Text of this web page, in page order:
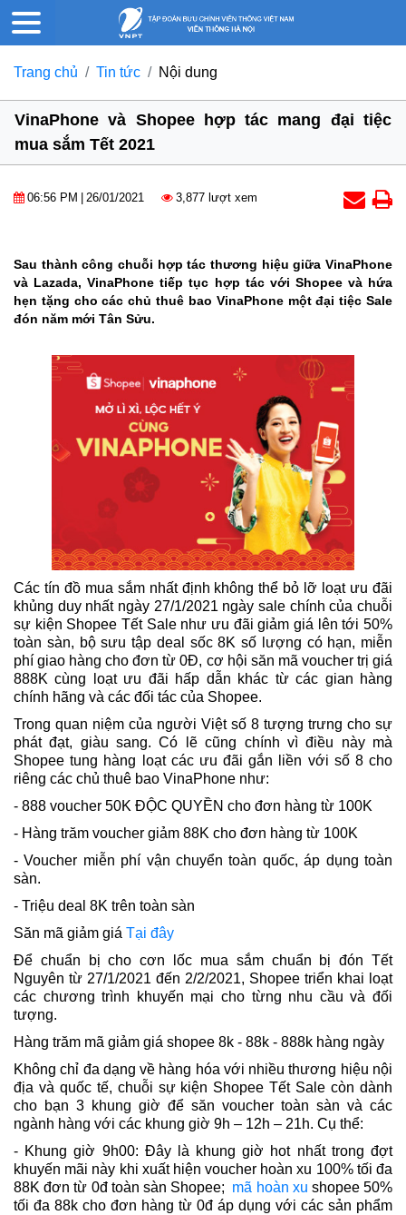
Trang chủ Tin tức Nội dung
VinaPhone và Shopee hợp tác mang đại tiệc
mua sắm Tết 2021
06:56 PM 26/01/2021 3,877 lượt xem
Sau thành công chuỗi hợp tác thương hiệu giữa VinaPhone
và Lazada, VinaPhone tiếp tục hợp tác với Shopee và hứa
hẹn tặng cho các chủ thuê bao VinaPhone một đại tiệc Sale
đón năm mới Tân Sửu.
Các tín đồ mua sắm nhất định không thể bỏ lỡ loạt ưu đãi
khủng duy nhất ngày 27/1/2021 ngày sale chính của chuỗi
sự kiện Shopee Tết Sale như ưu đãi giảm giá lên tới 50%
toàn sàn, bộ sưu tập deal sốc 8K số lượng có hạn, miễn
phí giao hàng cho đơn từ 0Đ, cơ hội săn mã voucher trị giá
888K cùng loạt ưu đãi hấp dẫn khác từ các gian hàng
chính hãng và các đối tác của Shopee.
Trong quan niệm của người Việt số 8 tượng trưng cho sự
phát đạt, giàu sang. Có lẽ cũng chính vì điều này mà
Shopee tung hàng loạt các ưu đãi gắn liền với số 8 cho
riêng các chủ thuê bao VinaPhone như:
- 888 voucher 50K ĐỘC QUYỀN cho đơn hàng từ 100K
- Hàng trăm voucher giảm 88K cho đơn hàng từ 100K
- Voucher miễn phí vận chuyển toàn quốc, áp dụng toàn
sàn.
- Triệu deal 8K trên toàn sàn
Săn mã giảm giá Tại đây
Để chuẩn bị cho cơn lốc mua sắm chuẩn bị đón Tết
Nguyên từ 27/1/2021 đến 2/2/2021, Shopee triển khai loạt
các chương trình khuyến mại cho từng nhu cầu và đối
tượng.
Hàng trăm mã giảm giá shopee 8k - 88k - 888k hàng ngày
Không chỉ đa dạng về hàng hóa với nhiều thương hiệu nội
địa và quốc tế, chuỗi sự kiện Shopee Tết Sale còn dành
cho bạn 3 khung giờ để săn voucher toàn sàn và các
ngành hàng với các khung giờ 9h – 12h – 21h. Cụ thể:
- Khung giờ 9h00: Đây là khung giờ hot nhất trong đợt
khuyến mãi này khi xuất hiện voucher hoàn xu 100% tối đa
88K đơn từ 0đ toàn sàn Shopee; mã hoàn xu shopee 50%
tối đa 88k cho đơn hàng từ 0đ áp dụng với các sản phẩm